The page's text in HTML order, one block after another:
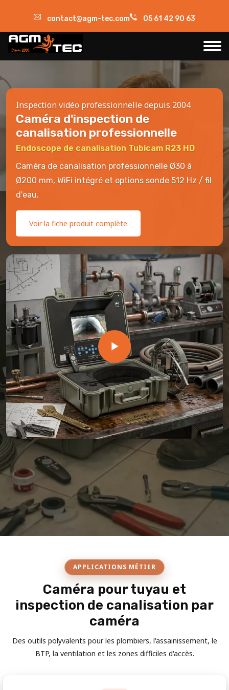
contact@agm-tec.com 05 61 42 90 63
Inspection vidéo professionnelle depuis 2004
Caméra d'inspection de
canalisation professionnelle
Endoscope de canalisation Tubicam R23 HD
Caméra de canalisation professionnelle Ø30 à
Ø200 mm, WiFi intégré et options sonde 512 Hz / fil
d'eau.
Voir la fiche produit complète
APPLICATIONS MÉTIER
Caméra pour tuyau et
inspection de canalisation par
caméra
Des outils polyvalents pour les plombiers, l'assainissement, le
BTP, la ventilation et les zones difficiles d'accès.